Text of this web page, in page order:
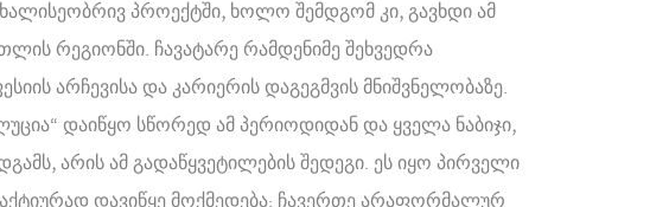
პროექტში, ხოლო შემდგომ კი, გავხდი ამ
რეგიონში. ჩავატარე რამდენიმე შეხვედრა
არჩევისა და კარიერის დაგეგმვის მნიშვნელობაზე.
დაიწყო სწორედ ამ პერიოდიდან და ყველა ნაბიჯი,
არის ამ გადაწყვეტილების შედეგი. ეს იყო პირველი
დავიწყე მოქმედება: ჩავერთე არაფორმალურ